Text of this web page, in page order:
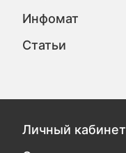
Инфомат
Статьи
Личный кабинет